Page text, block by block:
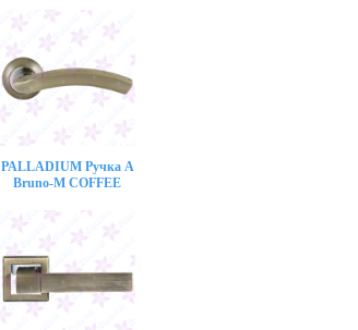
PALLADIUM Ручка A
Bruno-M COFFEE